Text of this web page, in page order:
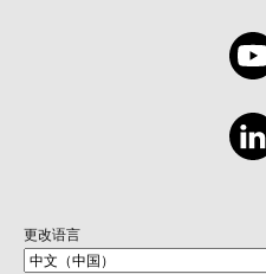
更改语言